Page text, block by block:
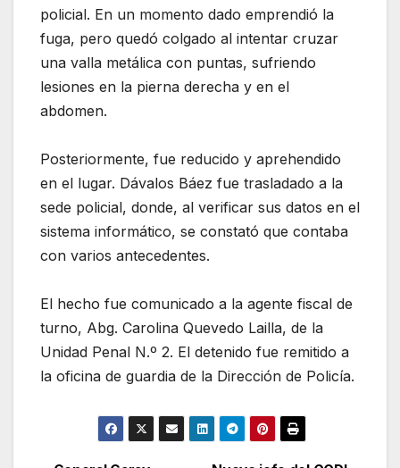
policial. En un momento dado emprendió la
fuga, pero quedó colgado al intentar cruzar
una valla metálica con puntas, sufriendo
lesiones en la pierna derecha y en el
abdomen.
Posteriormente, fue reducido y aprehendido
en el lugar. Dávalos Báez fue trasladado a la
sede policial, donde, al verificar sus datos en el
sistema informático, se constató que contaba
con varios antecedentes.
El hecho fue comunicado a la agente fiscal de
turno, Abg. Carolina Quevedo Lailla, de la
Unidad Penal N.º 2. El detenido fue remitido a
la oficina de guardia de la Dirección de Policía.